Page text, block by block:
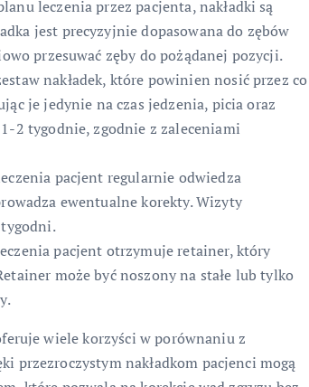
leczenia przez pacjenta, nakładki są
jest precyzyjnie dopasowana do zębów
przesuwać zęby do pożądanej pozycji.
nakładek, które powinien nosić przez co
je jedynie na czas jedzenia, picia oraz
2 tygodnie, zgodnie z zaleceniami
pacjent regularnie odwiedza
ewentualne korekty. Wizyty
pacjent otrzymuje retainer, który
może być noszony na stałe lub tylko
wiele korzyści w porównaniu z
przezroczystym nakładkom pacjenci mogą